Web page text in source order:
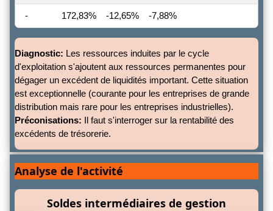
- 172,83% -12,65% -7,88%
Diagnostic: Les ressources induites par le cycle
d'exploitation s'ajoutent aux ressources permanentes pour
dégager un excédent de liquidités important. Cette situation
est exceptionnelle (courante pour les entreprises de grande
distribution mais rare pour les entreprises industrielles).
Préconisations: Il faut s'interroger sur la rentabilité des
excédents de trésorerie.
Analyse de l'activité
Soldes intermédiaires de gestion